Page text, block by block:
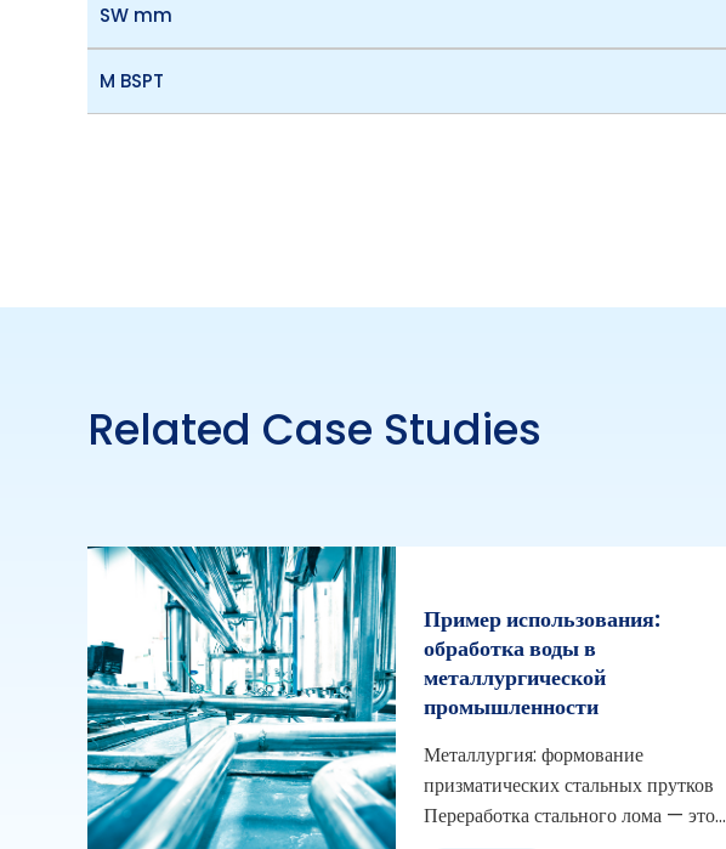
SW mm
M BSPT
Related Case Studies
Пример использования:
обработка воды в
металлургической
промышленности
Металлургия: формование
призматических стальных прутков
Переработка стального лома — это...